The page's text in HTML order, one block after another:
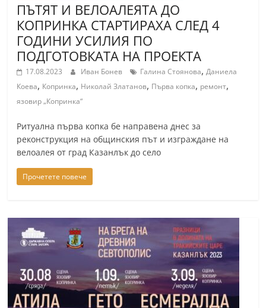
ПЪТЯТ И ВЕЛОАЛЕЯТА ДО
КОПРИНКА СТАРТИРАХА СЛЕД 4
ГОДИНИ УСИЛИЯ ПО
ПОДГОТОВКАТА НА ПРОЕКТА
17.08.2023 Иван Бонев Галина Стоянова,Даниела
Коева, Копринка, Николай Златанов, Първа копка, ремонт,
язовир „Копринка“
Ритуална първа копка бе направена днес за
реконструкция на общинския път и изграждане на
велоалея от град Казанлък до село
Прочетете повече